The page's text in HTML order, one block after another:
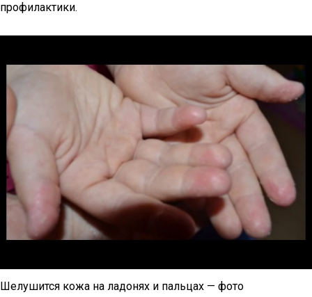
профилактики.
Шелушится кожа на ладонях и пальцах — фото